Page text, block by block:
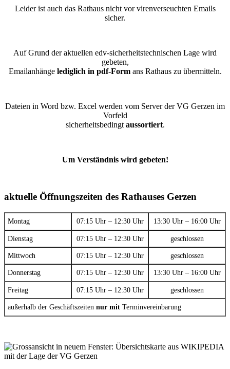
Leider ist auch das Rathaus nicht vor virenverseuchten Emails
sicher.
Auf Grund der aktuellen edv-sicherheitstechnischen Lage wird
gebeten,
Emailanhänge lediglich in pdf-Formans Rathaus zu übermitteln.
Dateien in Word bzw. Excel werden vom Server der VG Gerzen im
Vorfeld
sicherheitsbedingt aussortiert.
Um Verständnis wird gebeten!
aktuelle Öffnungszeiten des Rathauses Gerzen
Montag 07:15 Uhr – 12:30 Uhr 13:30 Uhr – 16:00 Uhr
Dienstag 07:15 Uhr – 12:30 Uhr geschlossen
Mittwoch 07:15 Uhr – 12:30 Uhr geschlossen
Donnerstag 07:15 Uhr – 12:30 Uhr 13:30 Uhr – 16:00 Uhr
Freitag 07:15 Uhr – 12:30 Uhr geschlossen
außerhalb der Geschäftszeiten nur mit Terminvereinbarung